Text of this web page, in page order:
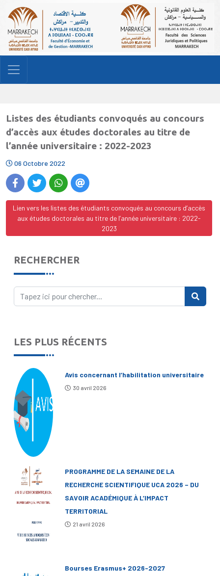
Listes des étudiants convoqués au concours
d’accès aux études doctorales au titre de
l’année universitaire : 2022-2023
06 Octobre 2022
Lien vers les listes des étudiants convoqués au concours d’accès
aux études doctorales au titre de l’année universitaire : 2022-
2023
RECHERCHER
LES PLUS RÉCENTS
Avis concernant l’habilitation universitaire
30 avril 2026
PROGRAMME DE LA SEMAINE DE LA
RECHERCHE SCIENTIFIQUE UCA 2026 – DU
SAVOIR ACADÉMIQUE À L’IMPACT
TERRITORIAL
21 avril 2026
Bourses Erasmus+ 2026-2027